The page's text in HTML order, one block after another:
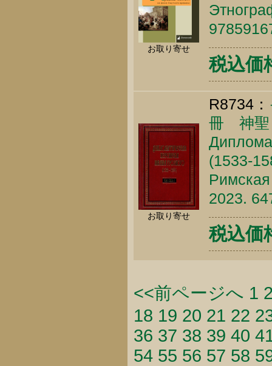
お取り寄せ
税込価
お取り寄せ
R8734：
冊 神聖
(1533-
2023.
税込価
<<前ページへ 1
18 19 20 21 22
36 37 38 39 40
54 55 56 57 58